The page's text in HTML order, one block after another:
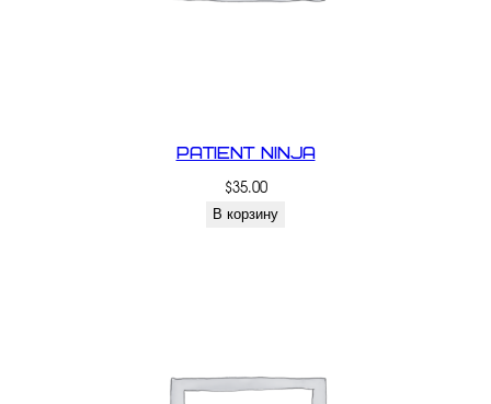
Patient Ninja
$35.00
В корзину